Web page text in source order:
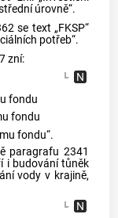
úrovně“.
se text „FKSP“
potřeb“.
zní:
fondu
fondu
fondu“.
paragrafu 2341
i budování tůněk
vody v krajině,